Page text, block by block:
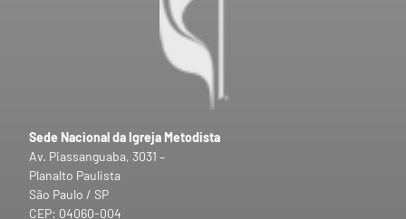
Sede Nacional da Igreja Metodista
Av. Piassanguaba, 3031 –
Planalto Paulista
São Paulo / SP
CEP: 04060-004